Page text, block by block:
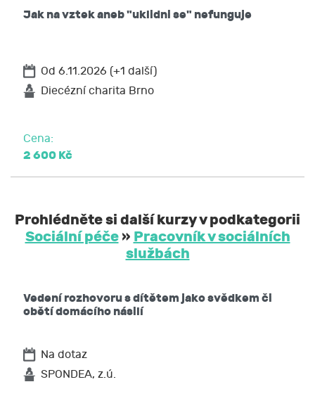
Jak na vztek aneb "uklidni se" nefunguje
Od 6.11.2026 (+1 další)
Diecézní charita Brno
Cena:
2 600 Kč
Prohlédněte si další kurzy v podkategorii
Sociální péče» Pracovník v sociálních
službách
Vedení rozhovoru s dítětem jako svědkem či
obětí domácího násilí
Na dotaz
SPONDEA, z.ú.